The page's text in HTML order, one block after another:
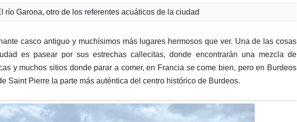
río Garona, otro de los referentes acuáticos de la ciudad
casco antiguo y muchísimos más lugares hermosos que ver. Una de las cosas
es pasear por sus estrechas callecitas, donde encontrarán una mezcla de
y muchos sitios donde parar a comer, en Francia se come bien, pero en Burdeos
Saint Pierre la parte más auténtica del centro histórico de Burdeos.